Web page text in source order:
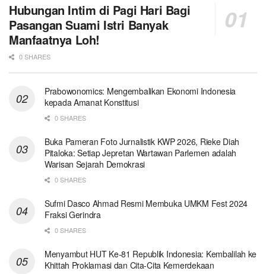
Hubungan Intim di Pagi Hari Bagi
Pasangan Suami Istri Banyak
Manfaatnya Loh!
0 SHARES
Prabowonomics: Mengembalikan Ekonomi Indonesia
kepada Amanat Konstitusi
0 SHARES
Buka Pameran Foto Jurnalistik KWP 2026, Rieke Diah
Pitaloka: Setiap Jepretan Wartawan Parlemen adalah
Warisan Sejarah Demokrasi
0 SHARES
Sufmi Dasco Ahmad Resmi Membuka UMKM Fest 2024
Fraksi Gerindra
0 SHARES
Menyambut HUT Ke-81 Republik Indonesia: Kembalilah ke
Khittah Proklamasi dan Cita-Cita Kemerdekaan